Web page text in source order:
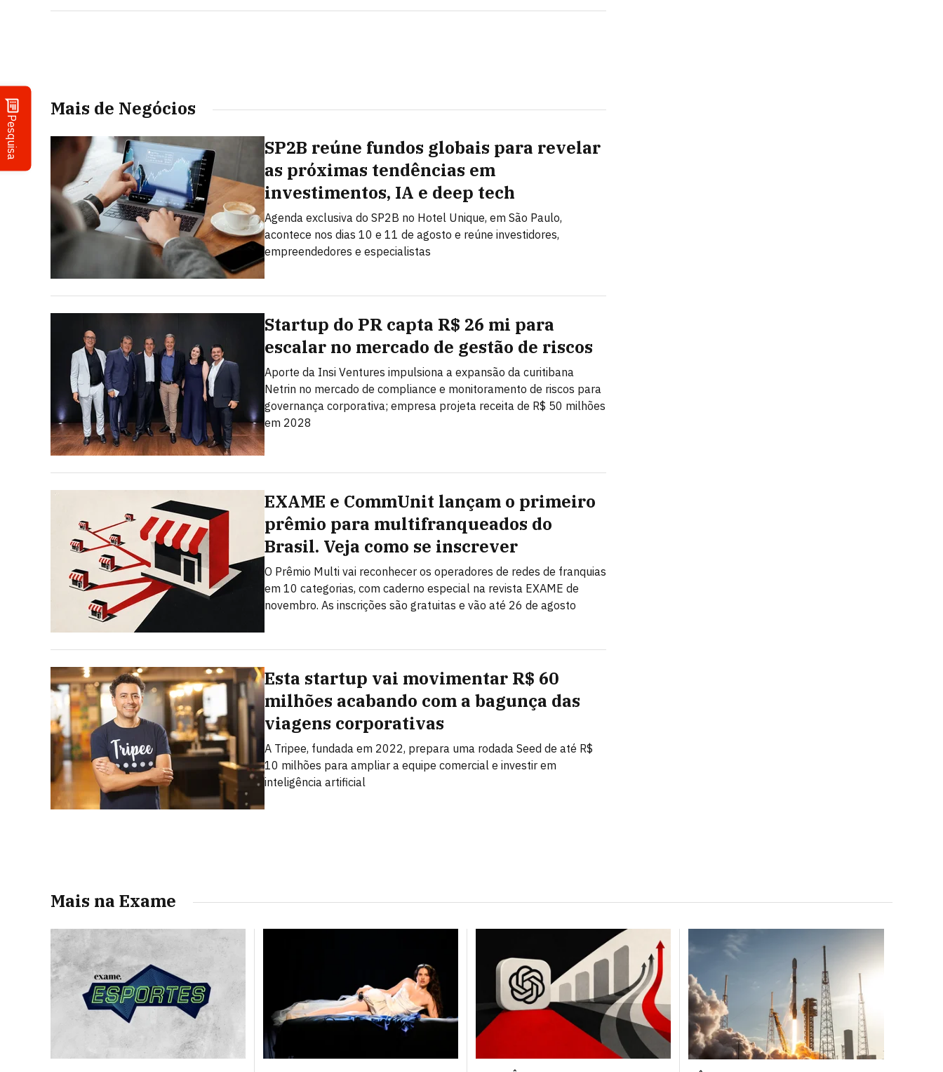
Pesquisa
Mais de Negócios
SP2B reúne fundos globais para revelar
as próximas tendências em
investimentos, IA e deep tech
Agenda exclusiva do SP2B no Hotel Unique, em São Paulo,
acontece nos dias 10 e 11 de agosto e reúne investidores,
empreendedores e especialistas
Startup do PR capta R$ 26 mi para
escalar no mercado de gestão de riscos
Aporte da Insi Ventures impulsiona a expansão da curitibana
Netrin no mercado de compliance e monitoramento de riscos para
governança corporativa; empresa projeta receita de R$ 50 milhões
em 2028
EXAME e CommUnit lançam o primeiro
prêmio para multifranqueados do
Brasil. Veja como se inscrever
O Prêmio Multi vai reconhecer os operadores de redes de franquias
em 10 categorias, com caderno especial na revista EXAME de
novembro. As inscrições são gratuitas e vão até 26 de agosto
Esta startup vai movimentar R$ 60
milhões acabando com a bagunça das
viagens corporativas
A Tripee, fundada em 2022, prepara uma rodada Seed de até R$
10 milhões para ampliar a equipe comercial e investir em
inteligência artificial
Mais na Exame